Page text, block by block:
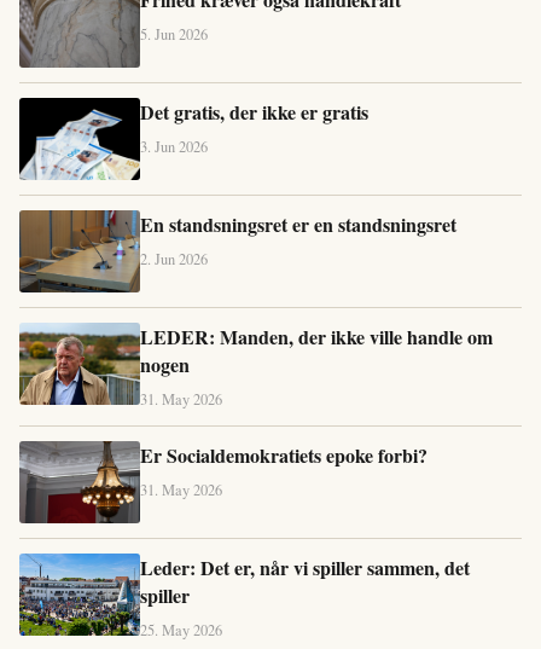
5. Jun 2026
Det gratis, der ikke er gratis
3. Jun 2026
En standsningsret er en standsningsret
2. Jun 2026
LEDER: Manden, der ikke ville handle om
nogen
31. May 2026
Er Socialdemokratiets epoke forbi?
31. May 2026
Leder: Det er, når vi spiller sammen, det
spiller
25. May 2026